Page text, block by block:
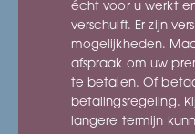
écht voor u werkt
verschuift. Er zijn
mogelijkheden.
afspraak om uw
te betalen. Of
betalingsregeling.
langere termijn